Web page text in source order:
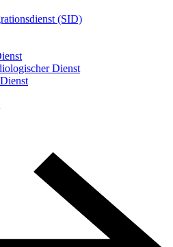
(SID)
Dienst